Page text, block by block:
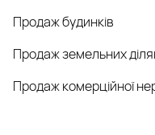
Продаж будинків
Продаж земельних
Продаж комерційної